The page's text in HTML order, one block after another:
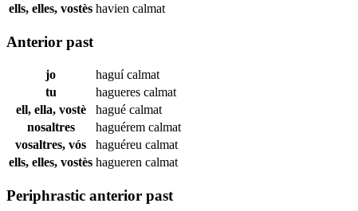
ells, elles, vostès havien calmat
Anterior past
jo haguícalmat
tu
hagueres calmat
ell, ella, vostè
hagué calmat
nosaltres
haguérem calmat
vosaltres, vós
haguéreu calmat
ells, elles, vostès hagueren calmat
Periphrastic anterior past